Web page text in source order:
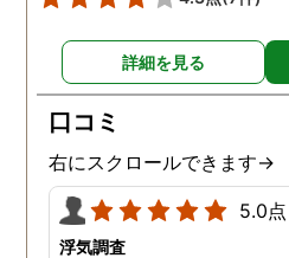
対応して頂いた上に、かな
り迅速に弁護士に関するア
ドバイスを頂き繋いで下さ
った事、本当に感謝してい
ます。
詳細を見る
口コミ
右にスクロールできます→
5.0点
浮気調査